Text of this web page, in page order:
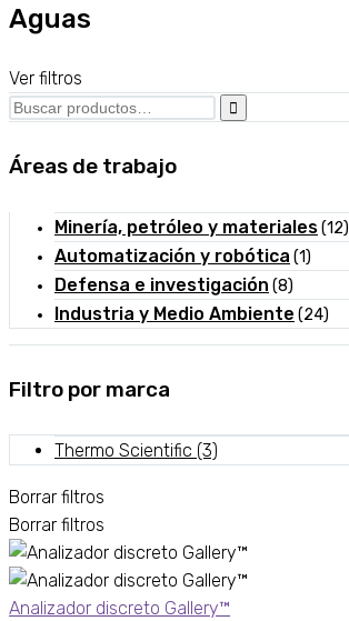
Aguas
Ver filtros

Áreas de trabajo
Minería, petróleo y materiales(12)
Automatización y robótica (1)
Defensa e investigación (8)
Industria y Medio Ambiente (24)
Filtro por marca
Thermo Scientific (3)
Borrar filtros
Borrar filtros
Analizador discreto Gallery™